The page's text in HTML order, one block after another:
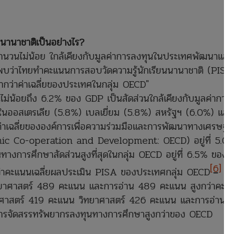
นาชาติเป็นอย่างไร?
วนไม่น้อย ใกล้เคียงกับมูลค่าการลงทุนในประเทศพัฒนาแล้ว
ว่าไทยทำคะแนนการสอบวัดความรู้นักเรียนนานาชาติ(PISA)
กว่าค่าเฉลี่ยของประเทศในกลุ่ม OECD"
น้อยถึง 6.2% ของ GDP เป็นสัดส่วนใกล้เคียงกับมูลค่าการ
อสเตรเลีย (5.8%) เบลเยี่ยม (5.8%) สหรัฐฯ (6.0%) และ สห
ลี่ยขององค์การเพื่อความร่วมมือและการพัฒนาทางเศรษฐกิจ
Co-operation and Development: OECD) อยู่ที่ 5.0%
างการศึกษาสัดส่วนสูงที่สุดในกลุ่ม OECD อยู่ที่ 6.5% ของ GDP
แนนเฉลี่ยผลประเมิน PISA ของประเทศกลุ่ม OECD[6]
าสตร์ 489 คะแนน และการอ่าน 489 คะแนน สูงกว่าคะแนน
สตร์ 419 คะแนน วิทยาศาสตร์ 426 คะแนน และการอ่าน 393
ดสรรทรัพยากรลงทุนทางการศึกษาสูงกว่าของ OECD